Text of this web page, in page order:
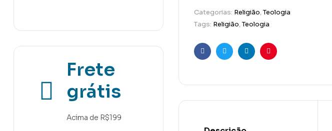
Categorias: Religião,Teologia
Tags: Religião,Teologia
FacebookTwitterLinkedinPinterest
Frete
grátis
Acima de R$199